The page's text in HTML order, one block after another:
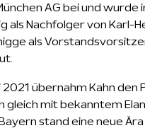
AG bei und wurde
als Nachfolger von Karl-
als
2021 übernahm Kahn den
gleich mit bekanntem
stand eine neue